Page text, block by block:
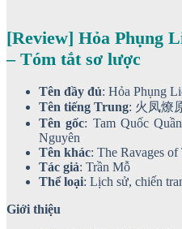
[Review] Hỏa Phụng
– Tóm tắt sơ lược
Tên đầy đủ: Hỏa Phụng
Tên tiếng Trung: 火凤燎
Tên gốc: Tam Quốc
Nguyên
Tên khác: The Ravages of
Tác giả: Trần Mỗ
Thể loại: Lịch sử, chiến
Giới thiệu